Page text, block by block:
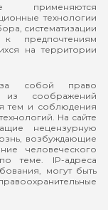
применяются
технологии
систематизации
предпочтениям
на территории
за собой право
из соображений
тем и соблюдения
На сайте
нецензурную
возбуждающие
человеческого
теме. IP-адреса
могут быть